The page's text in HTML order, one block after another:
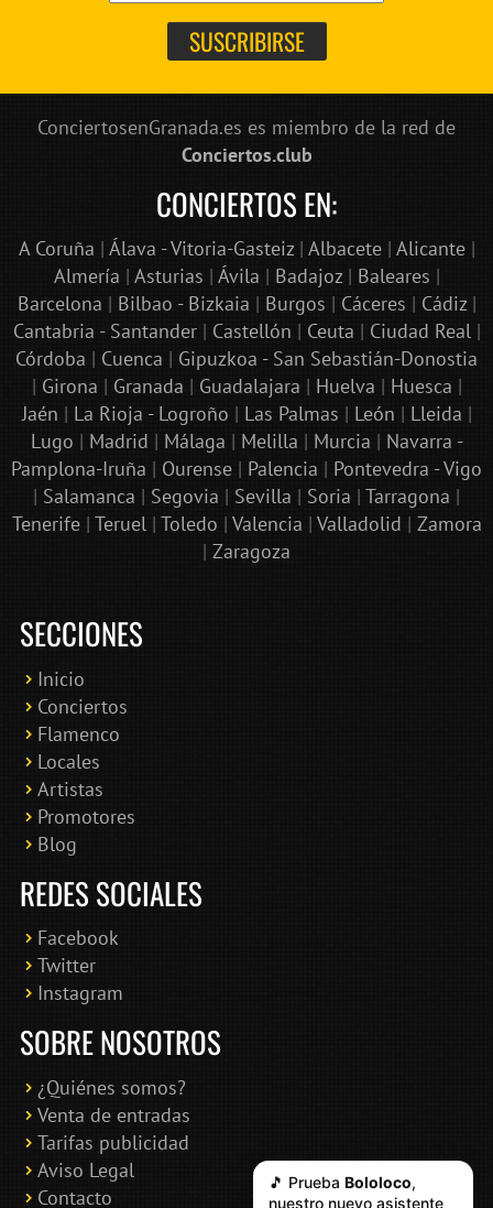
ConciertosenGranada.es es miembro de la red de
Conciertos.club
CONCIERTOS EN:
A Coruña | Álava - Vitoria-Gasteiz| Albacete| Alicante|
Almería | Asturias | Ávila | Badajoz| Baleares |
Barcelona | Bilbao - Bizkaia | Burgos | Cáceres | Cádiz|
Cantabria - Santander| Castellón | Ceuta | Ciudad Real|
Córdoba | Cuenca | Gipuzkoa - San Sebastián-Donostia
| Girona | Granada | Guadalajara | Huelva | Huesca |
Jaén | La Rioja - Logroño | Las Palmas | León | Lleida |
Lugo | Madrid | Málaga | Melilla | Murcia | Navarra -
Pamplona-Iruña | Ourense | Palencia | Pontevedra - Vigo
| Salamanca | Segovia | Sevilla | Soria | Tarragona |
Tenerife| Teruel| Toledo | Valencia | Valladolid | Zamora
| Zaragoza
SECCIONES
Inicio
Conciertos
Flamenco
Locales
Artistas
Promotores
Blog
REDES SOCIALES
Facebook
Twitter
Instagram
SOBRE NOSOTROS
¿Quiénes somos?
Venta de entradas
Tarifas publicidad
Aviso Legal
Contacto
🎵 Prueba Bololoco,
nuestro nuevo asistente